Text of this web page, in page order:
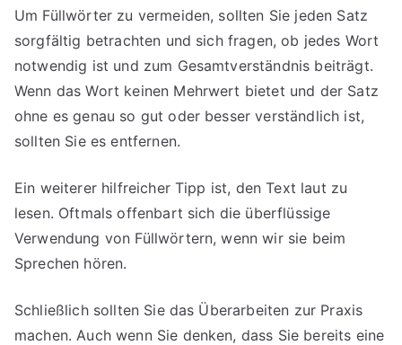
Um Füllwörter zu vermeiden, sollten Sie jeden Satz
sorgfältig betrachten und sich fragen, ob jedes Wort
notwendig ist und zum Gesamtverständnis beiträgt.
Wenn das Wort keinen Mehrwert bietet und der Satz
ohne es genau so gut oder besser verständlich ist,
sollten Sie es entfernen.
Ein weiterer hilfreicher Tipp ist, den Text laut zu
lesen. Oftmals offenbart sich die überflüssige
Verwendung von Füllwörtern, wenn wir sie beim
Sprechen hören.
Schließlich sollten Sie das Überarbeiten zur Praxis
machen. Auch wenn Sie denken, dass Sie bereits eine